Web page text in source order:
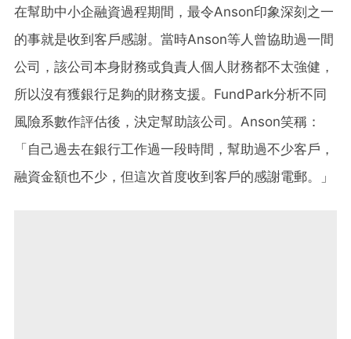
在幫助中小企融資過程期間，最令Anson印象深刻之一
的事就是收到客戶感謝。當時Anson等人曾協助過一間
公司，該公司本身財務或負責人個人財務都不太強健，
所以沒有獲銀行足夠的財務支援。FundPark分析不同
風險系數作評估後，決定幫助該公司。Anson笑稱：
「自己過去在銀行工作過一段時間，幫助過不少客戶，
融資金額也不少，但這次首度收到客戶的感謝電郵。」